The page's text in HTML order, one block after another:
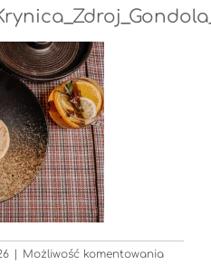
| Możliwość komentowania